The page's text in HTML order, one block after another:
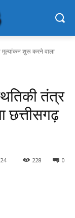
मूल्यांकन शुरू करने वाला
तंत्र
छत्तीसगढ़
0
228